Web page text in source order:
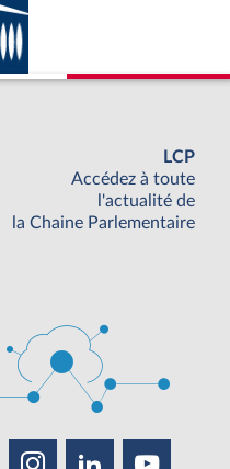
LCP
Accédez à toute
l'actualité de
la Chaine Parlementaire